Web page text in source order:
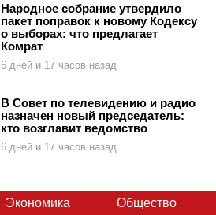
Народное собрание утвердило
пакет поправок к новому Кодексу
о выборах: что предлагает
Комрат
6 дней и 17 часов назад
В Совет по телевидению и радио
назначен новый председатель:
кто возглавит ведомство
6 дней и 17 часов назад
Экономика Общество